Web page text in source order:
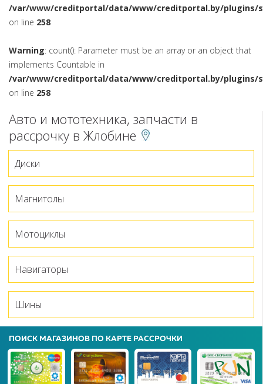
/var/www/creditportal/data/www/creditportal.by/plugins/
on line 258
Warning: count(): Parameter must be an array or an object that
implements Countable in
/var/www/creditportal/data/www/creditportal.by/plugins/
on line 258
Авто и мототехника, запчасти в
рассрочку в Жлобине
Диски
Магнитолы
Мотоциклы
Навигаторы
Шины
ПОИСК МАГАЗИНОВ ПО КАРТЕ РАССРОЧКИ